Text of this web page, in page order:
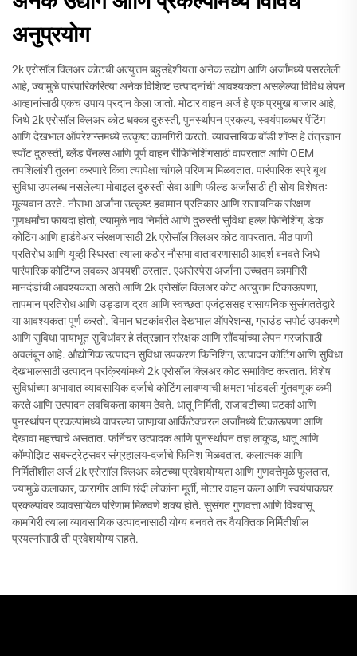
अनुप्रयोग
2k एरोसॉल क्लिअर कोटची अत्युत्तम बहुउद्देशीयता अनेक उद्योग आणि अर्जांमध्ये पसरलेली
आहे, ज्यामुळे पारंपारिकरित्या अनेक विशिष्ट उत्पादनांची आवश्यकता असलेल्या विविध लेपन
आव्हानांसाठी एकच उपाय प्रदान केला जातो. मोटार वाहन अर्ज हे एक प्रमुख बाजार आहे,
जिथे 2k एरोसॉल क्लिअर कोट धक्का दुरुस्ती, पुनर्स्थापन प्रकल्प, स्वयंपाकघर पेंटिंग
आणि देखभाल ऑपरेशन्समध्ये उत्कृष्ट कामगिरी करतो. व्यावसायिक बॉडी शॉप्स हे तंत्रज्ञान
स्पॉट दुरुस्ती, ब्लेंड पॅनल्स आणि पूर्ण वाहन रीफिनिशिंगसाठी वापरतात आणि OEM
तपशिलांशी तुलना करणारे किंवा त्यापेक्षा चांगले परिणाम मिळवतात. पारंपारिक स्प्रे बूथ
सुविधा उपलब्ध नसलेल्या मोबाइल दुरुस्ती सेवा आणि फील्ड अर्जांसाठी ही सोय विशेषतः
मूल्यवान ठरते. नौसभा अर्जांना उत्कृष्ट हवामान प्रतिकार आणि रासायनिक संरक्षण
गुणधर्मांचा फायदा होतो, ज्यामुळे नाव निर्माते आणि दुरुस्ती सुविधा हल्ल फिनिशिंग, डेक
कोटिंग आणि हार्डवेअर संरक्षणासाठी 2k एरोसॉल क्लिअर कोट वापरतात. मीठ पाणी
प्रतिरोध आणि यूव्ही स्थिरता त्याला कठोर नौसभा वातावरणासाठी आदर्श बनवते जिथे
पारंपारिक कोटिंग्ज लवकर अपयशी ठरतात. एअरोस्पेस अर्जांना उच्चतम कामगिरी
मानदंडांची आवश्यकता असते आणि 2k एरोसॉल क्लिअर कोट अत्युत्तम टिकाऊपणा,
तापमान प्रतिरोध आणि उड्डाण द्रव आणि स्वच्छता एजंट्ससह रासायनिक सुसंगततेद्वारे
या आवश्यकता पूर्ण करतो. विमान घटकांवरील देखभाल ऑपरेशन्स, ग्राउंड सपोर्ट उपकरणे
आणि सुविधा पायाभूत सुविधांवर हे तंत्रज्ञान संरक्षक आणि सौंदर्याच्या लेपन गरजांसाठी
अवलंबून आहे. औद्योगिक उत्पादन सुविधा उपकरण फिनिशिंग, उत्पादन कोटिंग आणि सुविधा
देखभालसाठी उत्पादन प्रक्रियांमध्ये 2k एरोसॉल क्लिअर कोट समाविष्ट करतात. विशेष
सुविधांच्या अभावात व्यावसायिक दर्जाचे कोटिंग लावण्याची क्षमता भांडवली गुंतवणूक कमी
करते आणि उत्पादन लवचिकता कायम ठेवते. धातू निर्मिती, सजावटीच्या घटकां आणि
पुनर्स्थापन प्रकल्पांमध्ये वापरल्या जाणार्‍या आर्किटेक्चरल अर्जांमध्ये टिकाऊपणा आणि
देखावा महत्त्वाचे असतात. फर्निचर उत्पादक आणि पुनर्स्थापन तज्ञ लाकूड, धातू आणि
कॉम्पोझिट सबस्ट्रेट्सवर संग्रहालय-दर्जाचे फिनिश मिळवतात. कलात्मक आणि
निर्मितीशील अर्ज 2k एरोसॉल क्लिअर कोटच्या प्रवेशयोग्यता आणि गुणवत्तेमुळे फुलतात,
ज्यामुळे कलाकार, कारागीर आणि छंदी लोकांना मूर्ती, मोटार वाहन कला आणि स्वयंपाकघर
प्रकल्पांवर व्यावसायिक परिणाम मिळवणे शक्य होते. सुसंगत गुणवत्ता आणि विश्वासू
कामगिरी त्याला व्यावसायिक उत्पादनासाठी योग्य बनवते तर वैयक्तिक निर्मितीशील
प्रयत्नांसाठी ती प्रवेशयोग्य राहते.